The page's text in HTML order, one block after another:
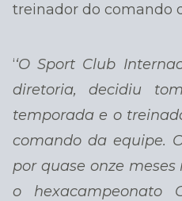
treinador do comando
‘‘O Sport Club
diretoria, decidiu
temporada e o
comando da equipe.
por quase onze
o hexacampeonato